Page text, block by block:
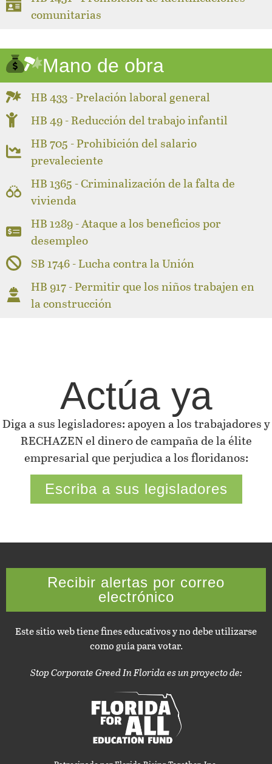
comunitarias
Mano de obra
HB 433 - Prelación laboral general
HB 49 - Reducción del trabajo infantil
HB 705 - Prohibición del salario
prevaleciente
HB 1365 - Criminalización de la falta de
vivienda
HB 1289 - Ataque a los beneficios por
desempleo
SB 1746 - Lucha contra la Unión
HB 917 - Permitir que los niños trabajen en
la construcción
Actúa ya
Diga a sus legisladores: apoyen a los trabajadores y
RECHAZEN el dinero de campaña de la élite
empresarial que perjudica a los floridanos:
Escriba a sus legisladores
Recibir alertas por correo
electrónico
Este sitio web tiene fines educativos y no debe utilizarse
como guía para votar.
Stop Corporate Greed In Florida es un proyecto de: